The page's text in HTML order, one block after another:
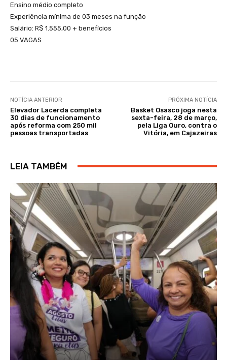
Ensino médio completo
Experiência mínima de 03 meses na função
Salário: R$ 1.555,00 + benefícios
05 VAGAS
NOTÍCIA ANTERIOR
Elevador Lacerda completa
30 dias de funcionamento
após reforma com 250 mil
pessoas transportadas
PRÓXIMA NOTÍCIA
Basket Osasco joga nesta
sexta-feira, 28 de março,
pela Liga Ouro, contra o
Vitória, em Cajazeiras
LEIA TAMBÉM